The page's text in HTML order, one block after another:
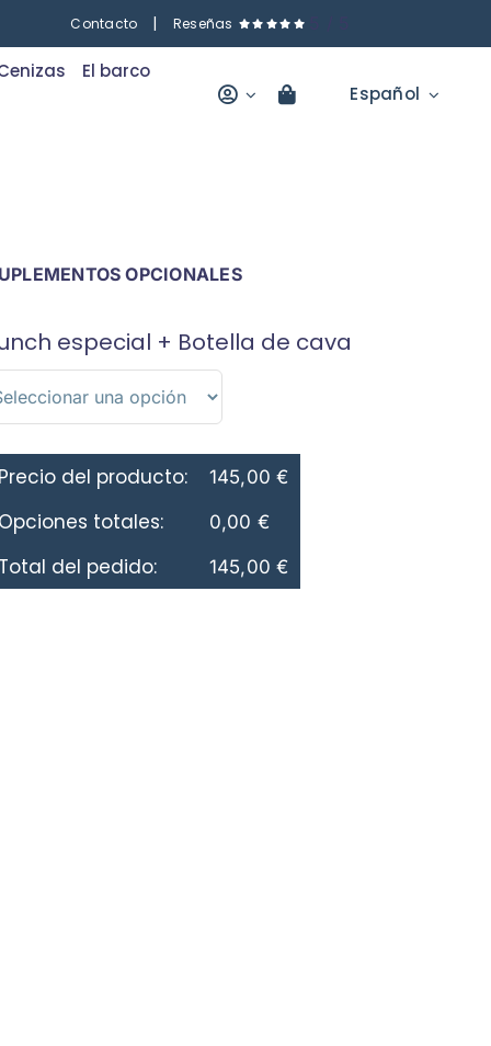
Contacto | Reseñas
El barco
Español
OPCIONALES
especial + Botella de cava
del producto: 145,00€
totales: 0,00 €
del pedido: 145,00€